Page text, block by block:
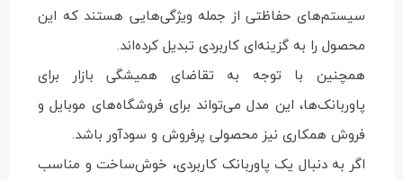
سیستم‌های حفاظتی از جمله ویژگی‌هایی هستند که این
محصول را به گزینه‌ای کاربردی تبدیل کرده‌اند.
همچنین با توجه به تقاضای همیشگی بازار برای
پاوربانک‌ها، این مدل می‌تواند برای فروشگاه‌های موبایل و
فروش همکاری نیز محصولی پرفروش و سودآور باشد.
اگر به دنبال یک پاوربانک کاربردی، خوش‌ساخت و مناسب